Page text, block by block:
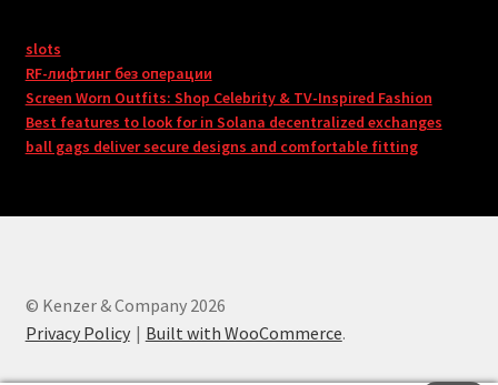
slots
RF-лифтинг без операции
Screen Worn Outfits: Shop Celebrity & TV-Inspired Fashion
Best features to look for in Solana decentralized exchanges
ball gags deliver secure designs and comfortable fitting
© Kenzer & Company 2026
Privacy Policy
Built with WooCommerce.